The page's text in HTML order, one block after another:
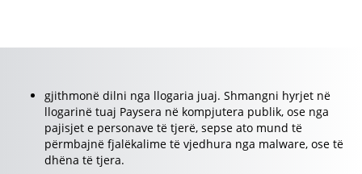
gjithmonë dilni nga llogaria juaj. Shmangni hyrjet në
llogarinë tuaj Paysera në kompjutera publik, ose nga
pajisjet e personave të tjerë, sepse ato mund të
përmbajnë fjalëkalime të vjedhura nga malware, ose të
dhëna të tjera.